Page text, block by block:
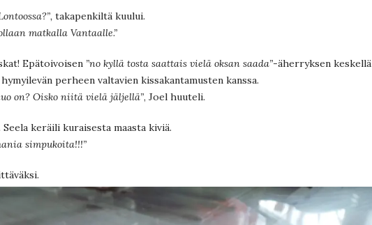
takapenkiltä kuului.
matkalla Vantaalle.”
Epätoivoisen ”no kyllä tosta saattais vielä oksan saada”-äherryksen keskellä
perheen valtavien kissakantamusten kanssa.
on? Oisko niitä vielä jäljellä”, Joel huuteli.
keräili kuraisesta maasta kiviä.
simpukoita!!!”